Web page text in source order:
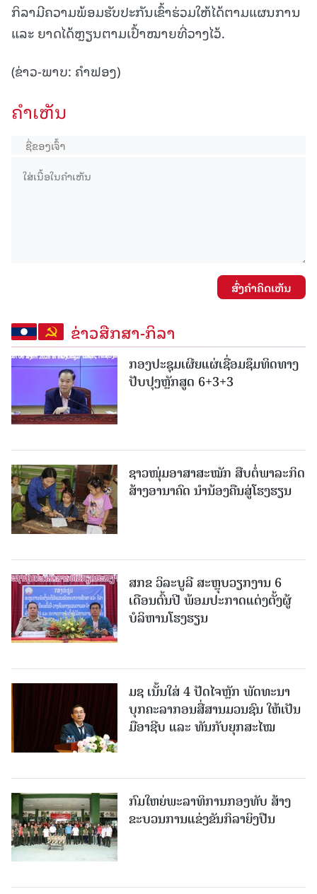
ກິລາມີຄວາມພ້ອມຮັບປະກັນເຂົ້າຮ່ວມໃຫ້ໄດ້ຕາມແຜນການ
ແລະ ຍາດໄດ້ຫຼຽນຕາມເປົ້າໝາຍທີ່ວາງໄວ້.
(ຂ່າວ-ພາບ: ຄຳຟອງ)
ຄໍາເຫັນ
ສົ່ງຄໍາຄິດເຫັນ
ຂ່າວສືກສາ-ກິລາ
ກອງປະຊຸມເຜີຍແຜ່ເຊື່ອມຊຶມທິດທາງ
ປັບປຸງຫຼັກສູດ 6+3+3
ຊາວໜຸ່ມອາສາສະໝັກ ສືບຕໍ່ພາລະກິດ
ສ້າງອານາຄົດ ນໍານ້ອງຄືນສູ່ໂຮງຮຽນ
ສກຂ ວິລະບູລີ ສະຫຼຸບວຽກງານ 6
ເດືອນຕົ້ນປີ ພ້ອມປະກາດແຕ່ງຕັ້ງຜູ້
ບໍລິຫານໂຮງຮຽນ
ມຊ ເນັ້ນໃສ່ 4 ປັດໄຈຫຼັກ ພັດທະນາ
ບຸກຄະລາກອນສື່ສານມວນຊົນ ໃຫ້ເປັນ
ມືອາຊີບ ແລະ ທັນກັບຍຸກສະໄໝ
ກົມໃຫຍ່ພະລາທິການກອງທັບ ສ້າງ
ຂະບວນການແຂ່ງຂັນກິລາຍິງປືນ